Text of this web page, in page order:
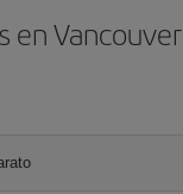
en Vancouver